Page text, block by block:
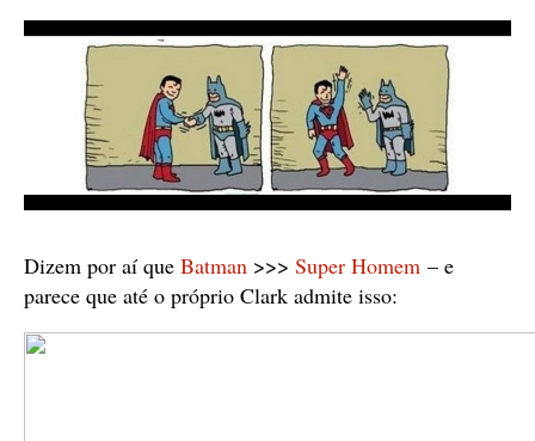
Dizem por aí que Batman >>> Super Homem – e
parece que até o próprio Clark admite isso: